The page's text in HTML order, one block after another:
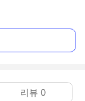
리뷰 0